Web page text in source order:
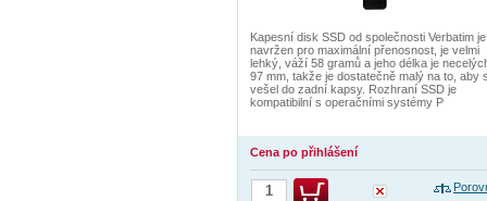
Kapesní disk SSD od společnosti Verbatim je
navržen pro maximální přenosnost, je velmi
lehký, váží 58 gramů a jeho délka je
97 mm, takže je dostatečně malý na to, aby
vešel do zadní kapsy. Rozhraní SSD je
kompatibilní s operačními systémy P
Cena po přihlášení